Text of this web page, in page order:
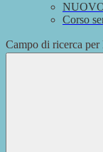
Corso
Campo di ricerca per